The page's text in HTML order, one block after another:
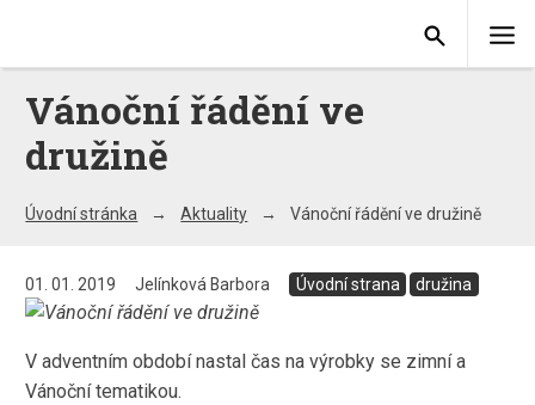
Vánoční řádění ve
družině
Úvodní stránka Aktuality Vánoční řádění ve družině
01. 01. 2019 Jelínková Barbora Úvodní strana družina
V adventním období nastal čas na výrobky se zimní a
Vánoční tematikou.